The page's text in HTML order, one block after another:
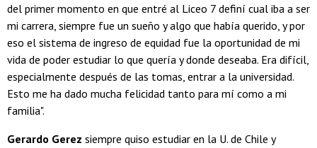
del primer momento en que entré al Liceo 7 definí cual iba a ser
mi carrera, siempre fue un sueño y algo que había querido, y por
eso el sistema de ingreso de equidad fue la oportunidad de mi
vida de poder estudiar lo que quería y donde deseaba. Era difícil,
especialmente después de las tomas, entrar a la universidad.
Esto me ha dado mucha felicidad tanto para mí como a mi
familia".
Gerardo Gerez siempre quiso estudiar en la U. de Chile y